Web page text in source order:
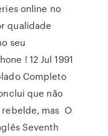
online no
qualidade
seu
! 12 Jul 1991
Completo
que não
mas O
Seventh